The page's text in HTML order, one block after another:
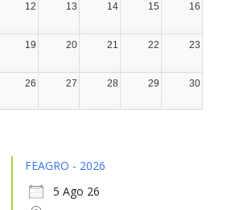
12 13 14 15 16
19 20 21 22 23
26 27 28 29 30
FEAGRO - 2026
5 Ago 26